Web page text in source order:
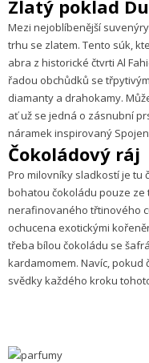
Zlatý poklad
Mezi nejoblíbenější
trhu se zlatem. Tento súk,
abra z historické čtvrti Al
řadou obchůdků se
diamanty a drahokamy.
ať už se jedná o zásnubní
náramek inspirovaný
Čokoládový ráj
Pro milovníky sladkostí je tu
bohatou čokoládu pouze ze
nerafinovaného třtinového
ochucena exotickými
třeba bílou čokoládu se
kardamomem. Navíc,
svědky každého kroku